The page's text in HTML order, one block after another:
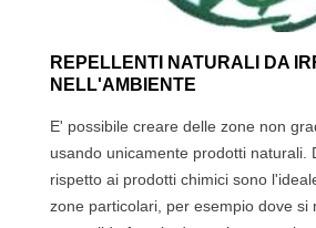
REPELLENTI NATURALI DA
NELL'AMBIENTE
E' possibile creare delle zone non
usando unicamente prodotti naturali.
rispetto ai prodotti chimici sono
zone particolari, per esempio dove si